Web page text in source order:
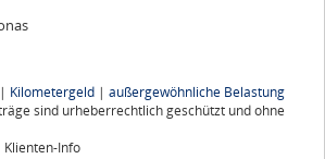
| Kilometergeld | außergewöhnliche Belastung
sind urheberrechtlich geschützt und ohne
Info